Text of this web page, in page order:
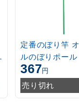
定番のぼり竿
ルのぼりポール
3m 伸縮式 緑
(30537GRN)
367円
売り切れ